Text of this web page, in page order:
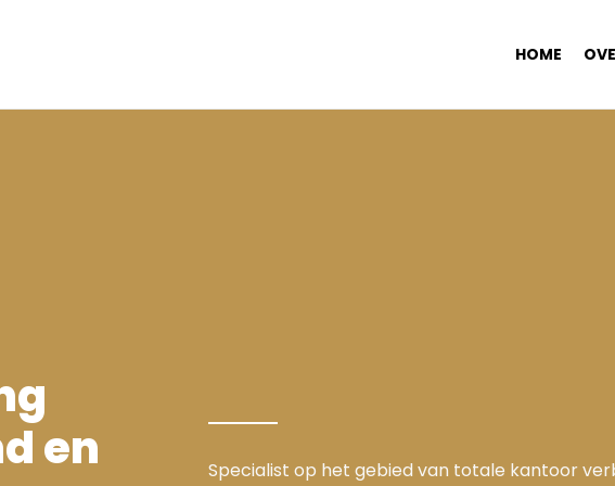
HOME
en
Specialist op het gebied van totale kantoor